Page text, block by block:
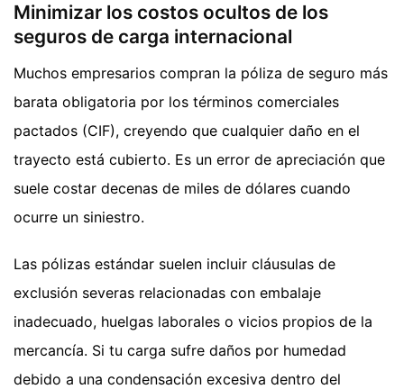
Minimizar los costos ocultos de los
seguros de carga internacional
Muchos empresarios compran la póliza de seguro más
barata obligatoria por los términos comerciales
pactados (CIF), creyendo que cualquier daño en el
trayecto está cubierto. Es un error de apreciación que
suele costar decenas de miles de dólares cuando
ocurre un siniestro.
Las pólizas estándar suelen incluir cláusulas de
exclusión severas relacionadas con embalaje
inadecuado, huelgas laborales o vicios propios de la
mercancía. Si tu carga sufre daños por humedad
debido a una condensación excesiva dentro del